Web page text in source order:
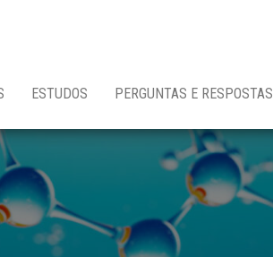
ESTUDOS PERGUNTAS E RESPOSTAS